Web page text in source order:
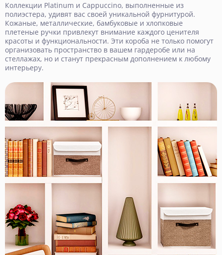
Коллекции Platinum и Cappuccino, выполненные из
полиэстера, удивят вас своей уникальной фурнитурой.
Кожаные, металлические, бамбуковые и хлопковые
плетеные ручки привлекут внимание каждого ценителя
красоты и функциональности. Эти короба не только помогут
организовать пространство в вашем гардеробе или на
стеллажах, но и станут прекрасным дополнением к любому
интерьеру.